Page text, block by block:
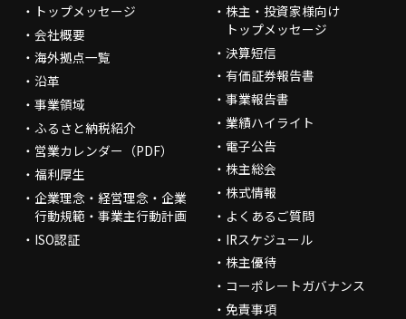
トップメッセージ
会社概要
海外拠点一覧
沿革
事業領域
ふるさと納税紹介
営業カレンダー（PDF）
福利厚生
企業理念・経営理念・企業
行動規範・事業主行動計画
ISO認証
株主・投資家様向け
トップメッセージ
決算短信
有価証券報告書
事業報告書
業績ハイライト
電子公告
株主総会
株式情報
よくあるご質問
IRスケジュール
株主優待
コーポレートガバナンス
免責事項